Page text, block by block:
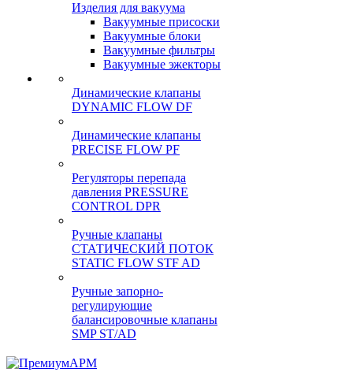
Изделия для вакуума
Вакуумные присоски
Вакуумные блоки
Вакуумные фильтры
Вакуумные эжекторы
Динамические клапаны
DYNAMIC FLOW DF
Динамические клапаны
PRECISE FLOW PF
Регуляторы перепада
давления PRESSURE
CONTROL DPR
Ручные клапаны
СТАТИЧЕСКИЙ ПОТОК
STATIC FLOW STF AD
Ручные запорно-
регулирующие
балансировочные клапаны
SMP ST/AD